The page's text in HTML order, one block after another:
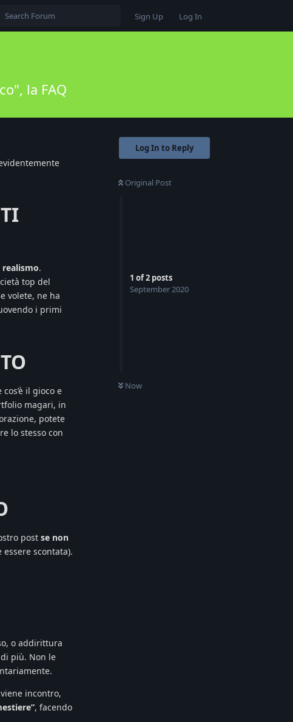
Sign Up Log In
la FAQ
Log In to Reply
Original Post
1 of2 posts
September 2020
Now
realismo.
top del
volete, ne ha
i primi
il gioco e
magari, in
potete
lo stesso con
post se non
scontata).
o addirittura
più. Non le
incontro,
, facendo